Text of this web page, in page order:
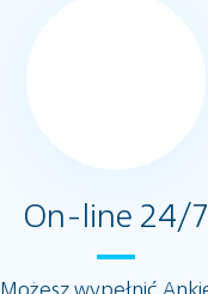
On-line 24/7
Możesz wypełnić